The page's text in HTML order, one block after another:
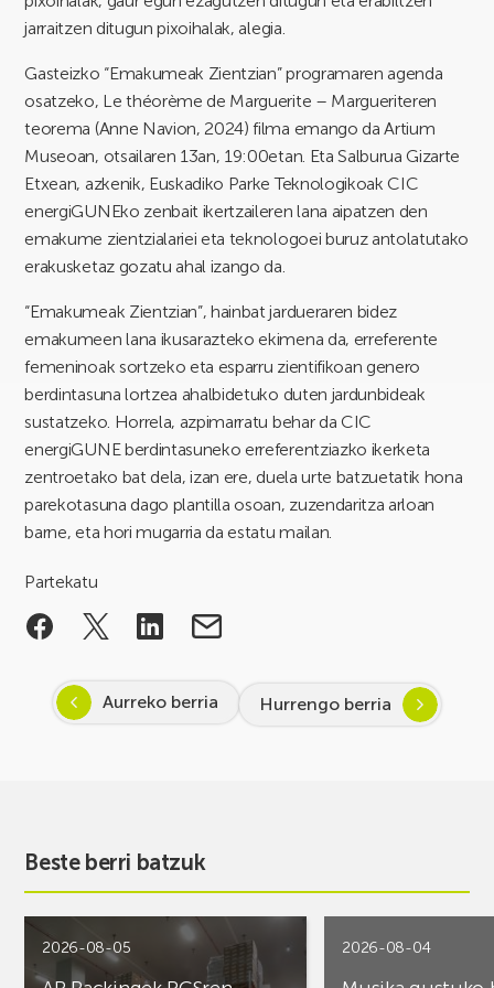
jarraitzen ditugun pixoihalak, alegia.
Gasteizko “Emakumeak Zientzian” programaren agenda
osatzeko, Le théorème de Marguerite – Margueriteren
teorema (Anne Navion, 2024) filma emango da Artium
Museoan, otsailaren 13an, 19:00etan. Eta Salburua Gizarte
Etxean, azkenik, Euskadiko Parke Teknologikoak CIC
energiGUNEko zenbait ikertzaileren lana aipatzen den
emakume zientzialariei eta teknologoei buruz antolatutako
erakusketaz gozatu ahal izango da.
“Emakumeak Zientzian”, hainbat jardueraren bidez
emakumeen lana ikusarazteko ekimena da, erreferente
femeninoak sortzeko eta esparru zientifikoan genero
berdintasuna lortzea ahalbidetuko duten jardunbideak
sustatzeko. Horrela, azpimarratu behar da CIC
energiGUNE berdintasuneko erreferentziazko ikerketa
zentroetako bat dela, izan ere, duela urte batzuetatik hona
parekotasuna dago plantilla osoan, zuzendaritza arloan
barne, eta hori mugarria da estatu mailan.
Partekatu
Aurreko berria Hurrengo berria
Beste berri batzuk
2026-08-05 2026-08-04